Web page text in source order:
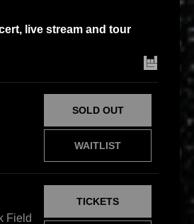
live stream and tour
WAITLIST
SOLD OUT
Field
TICKETS